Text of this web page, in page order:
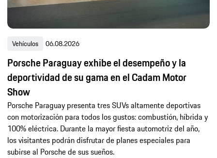
Vehículos 06.08.2026
Porsche Paraguay exhibe el desempeño y la
deportividad de su gama en el Cadam Motor
Show
Porsche Paraguay presenta tres SUVs altamente deportivas
con motorización para todos los gustos: combustión, híbrida y
100% eléctrica. Durante la mayor fiesta automotriz del año,
los visitantes podrán disfrutar de planes especiales para
subirse al Porsche de sus sueños.